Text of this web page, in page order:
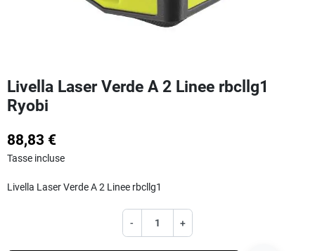
Livella Laser Verde A 2 Linee rbcllg1
Ryobi
88,83 €
Tasse incluse
Livella Laser Verde A 2 Linee rbcllg1
- +